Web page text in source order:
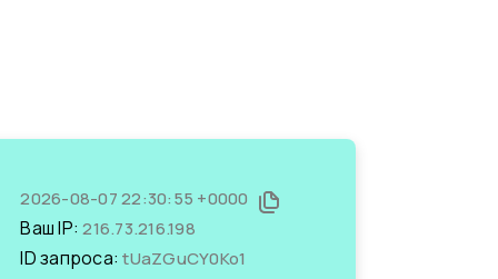
2026-08-07 22:30:55 +0000
Ваш IP:216.73.216.198
ID запроса:tUaZGuCY0Ko1